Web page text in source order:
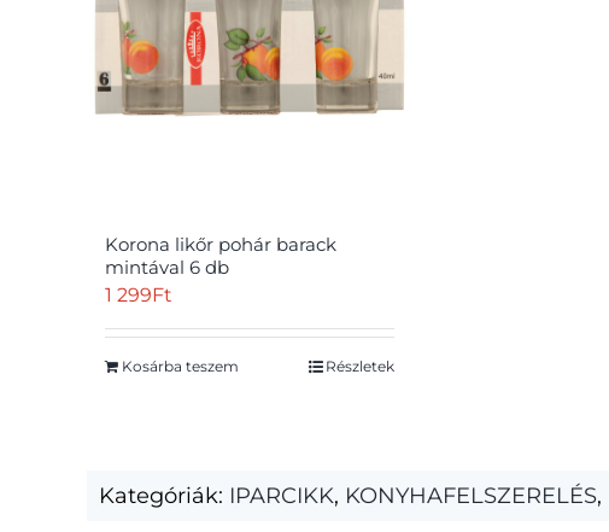
Korona likőr pohár barack
mintával 6 db
1 299Ft
Kosárba teszem Részletek
Kategóriák: IPARCIKK, KONYHAFELSZERELÉS,